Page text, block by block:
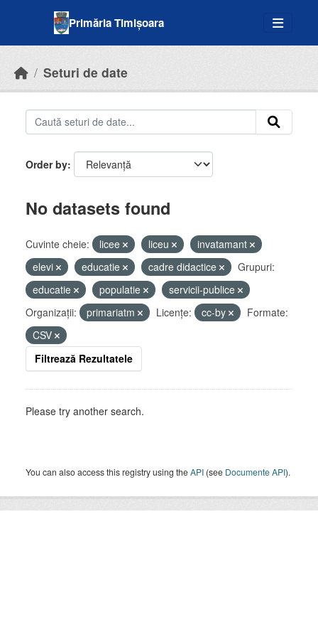
Primăria Timișoara
Seturi de date
Order by
No datasets found
Cuvinte cheie: licee liceu
invatamant
elevi
educatie cadre didactice
Grupuri:
educatie
populatie
servicii-publice
Organizații:
primariatm Licenţe: cc-by
Formate:
CSV
Filtrează Rezultatele
Please try another search.
You can also access this registry using theAPI (see Documente API).